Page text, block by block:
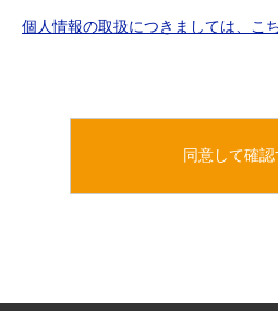
個人情報の取扱につきましては、こ